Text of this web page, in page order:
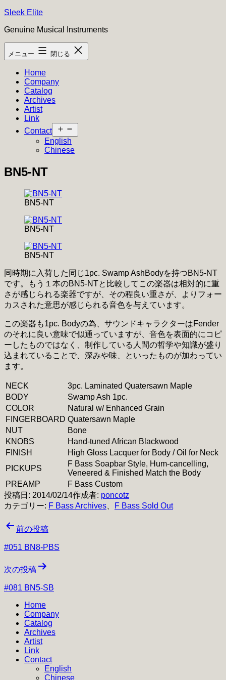
コ
テ
ン
ツ
Sleek Elite
Genuine Musical Instruments
メニュー 閉じる
Home
Company
Catalog
Archives
Artist
Link
Contact
ニ
ー
English
Chinese
BN5-NT
BN5-NT
BN5-NT
BN5-NT
同時期に入荷した同じ1pc. Swamp AshBodyを持つBN5-NT
です。もう１本のBN5-NTと比較してこの楽器は相対的に重
さが感じられる楽器ですが、その程良い重さが、よりフォー
カスされた意思が感じられる音色を与えています。
この楽器も1pc. Bodyの為、サウンドキャラクターはFender
のそれに良い意味で似通っていますが、音色を表面的にコピ
ーしたものではなく、制作している人間の哲学や知識が盛り
込まれていることで、深みや味、といったものが加わってい
ます。
NECK
3pc. Laminated Quatersawn Maple
BODY
Swamp Ash 1pc.
COLOR
Natural w/ Enhanced Grain
FINGERBOARD Quatersawn Maple
NUT
Bone
KNOBS
Hand-tuned African Blackwood
FINISH
High Gloss Lacquer for Body / Oil for Neck
PICKUPS
F Bass Soapbar Style, Hum-cancelling,
Veneered & Finished Match the Body
PREAMP
F Bass Custom
投稿日: 2014/02/14作成者: poncotz
カテゴリー: F Bass Archives F Bass Sold Out
投
稿
ビ
ゲ
前の投稿
#051 BN8-PBS
次の投稿
#081 BN5-SB
Home
Company
Catalog
Archives
Artist
Link
Contact
English
Chinese